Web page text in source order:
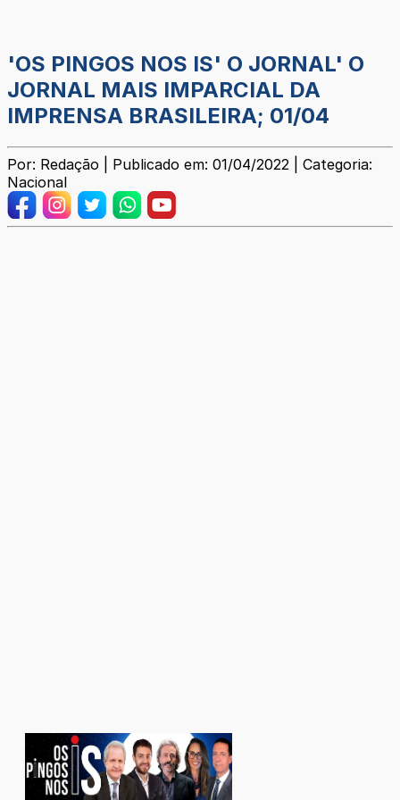
'OS PINGOS NOS IS' O JORNAL' O
JORNAL MAIS IMPARCIAL DA
IMPRENSA BRASILEIRA; 01/04
Por: Redação | Publicado em: 01/04/2022 | Categoria:
Nacional